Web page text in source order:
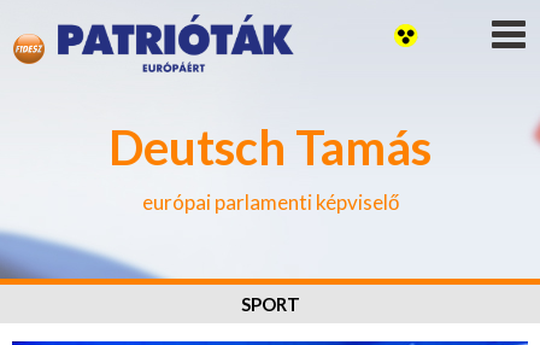
Deutsch Tamás
európai parlamenti képviselő
SPORT